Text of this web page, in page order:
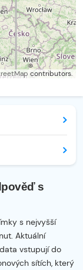
contributors.
s
s nejvyšší
Aktuální
vstupují do
sítích, který